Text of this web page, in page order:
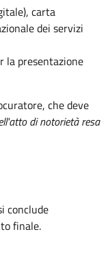
carta
dei servizi
la presentazione
che deve
di notorietà resa
conclude
finale.